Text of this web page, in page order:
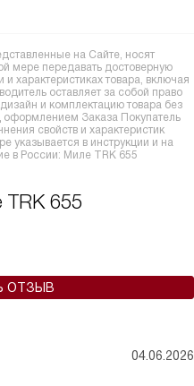
на Сайте, носят
мере передавать достоверную
характеристиках товара, включая
оставляет за собой право
и комплектацию товара без
оформлением Заказа Покупатель
свойств и характеристик
указывается в инструкции и на
в России: Миле TRK 655
655
ОТЗЫВ
04.06.2026